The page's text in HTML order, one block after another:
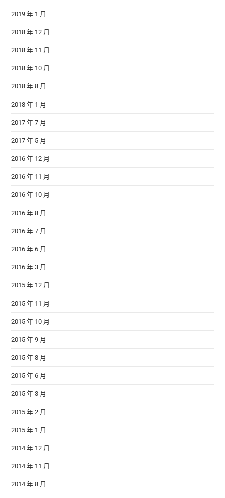
2019 年 1 月
2018 年 12 月
2018 年 11 月
2018 年 10 月
2018 年 8 月
2018 年 1 月
2017 年 7 月
2017 年 5 月
2016 年 12 月
2016 年 11 月
2016 年 10 月
2016 年 8 月
2016 年 7 月
2016 年 6 月
2016 年 3 月
2015 年 12 月
2015 年 11 月
2015 年 10 月
2015 年 9 月
2015 年 8 月
2015 年 6 月
2015 年 3 月
2015 年 2 月
2015 年 1 月
2014 年 12 月
2014 年 11 月
2014 年 8 月